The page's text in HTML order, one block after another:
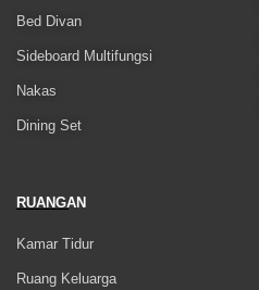
Bed Divan
Sideboard Multifungsi
Nakas
Dining Set
RUANGAN
Kamar Tidur
Ruang Keluarga